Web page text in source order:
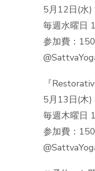
5月12日(水
毎週水曜日
参加費：
『
5月13日(木
毎週木曜日
参加費：